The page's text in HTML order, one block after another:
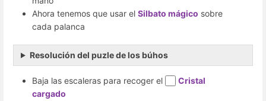
Ahora tenemos que usar el Silbato mágico sobre
cada palanca
Resolución del puzle de los búhos
Baja las escaleras para recoger el
Cristal
cargado